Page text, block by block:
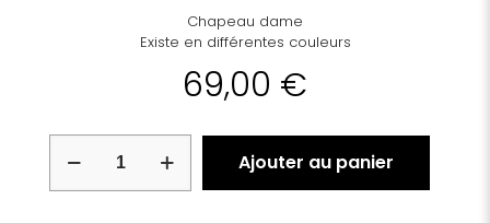
Chapeau dame
Existe en différentes couleurs
69,00 €
Chapeau
Ajouter au panier